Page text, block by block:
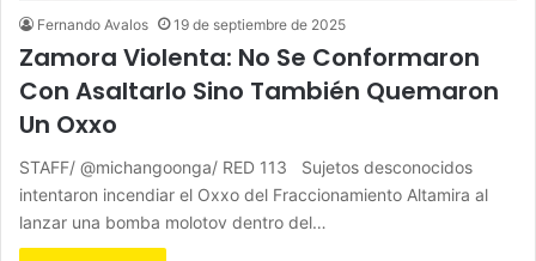
Fernando Avalos 19 de septiembre de 2025
Zamora Violenta: No Se Conformaron
Con Asaltarlo Sino También Quemaron
Un Oxxo
STAFF/ @michangoonga/ RED 113 Sujetos desconocidos
intentaron incendiar el Oxxo del Fraccionamiento Altamira al
lanzar una bomba molotov dentro del…